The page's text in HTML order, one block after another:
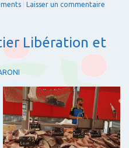
Laisser un commentaire
Libération et